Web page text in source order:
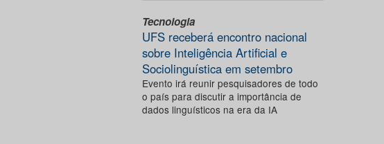
Tecnologia
UFS receberá encontro nacional
sobre Inteligência Artificial e
Sociolinguística em setembro
Evento irá reunir pesquisadores de todo
o país para discutir a importância de
dados linguísticos na era da IA